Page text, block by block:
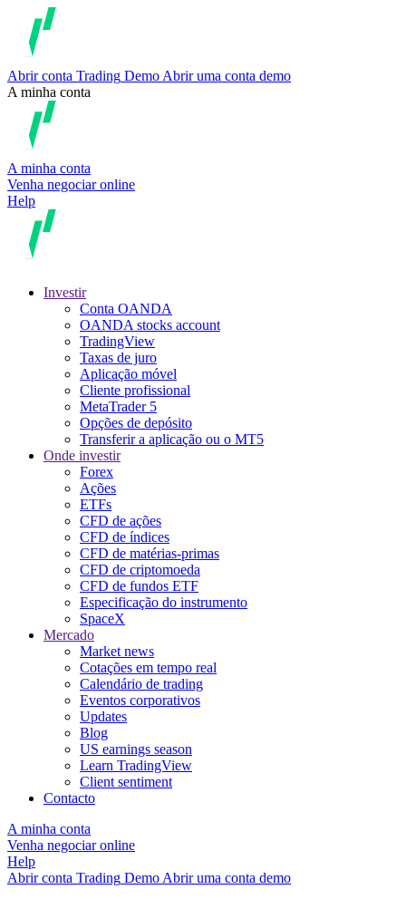
Abrir conta Trading Demo Abrir uma conta demo
A minha conta
A minha conta
Venha negociar online
Help
Investir
Conta OANDA
OANDA stocks account
TradingView
Taxas de juro
Aplicação móvel
Cliente profissional
MetaTrader 5
Opções de depósito
Transferir a aplicação ou o MT5
Onde investir
Forex
Ações
ETFs
CFD de ações
CFD de índices
CFD de matérias-primas
CFD de criptomoeda
CFD de fundos ETF
Especificação do instrumento
SpaceX
Mercado
Market news
Cotações em tempo real
Calendário de trading
Eventos corporativos
Updates
Blog
US earnings season
Learn TradingView
Client sentiment
Contacto
A minha conta
Venha negociar online
Help
Abrir conta Trading Demo Abrir uma conta demo